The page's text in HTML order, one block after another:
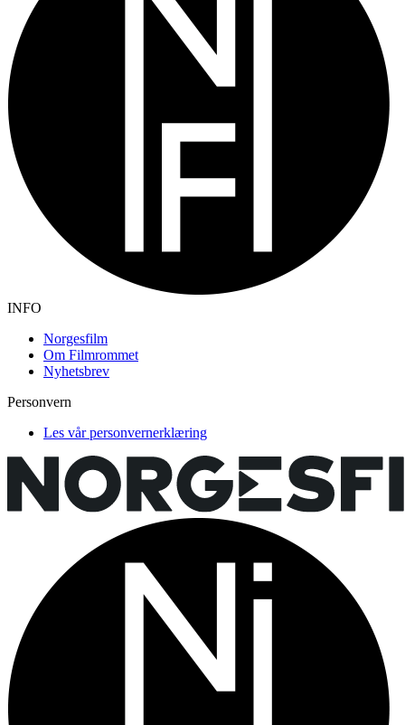
INFO
Norgesfilm
Om Filmrommet
Nyhetsbrev
Personvern
Les vår personvernerklæring